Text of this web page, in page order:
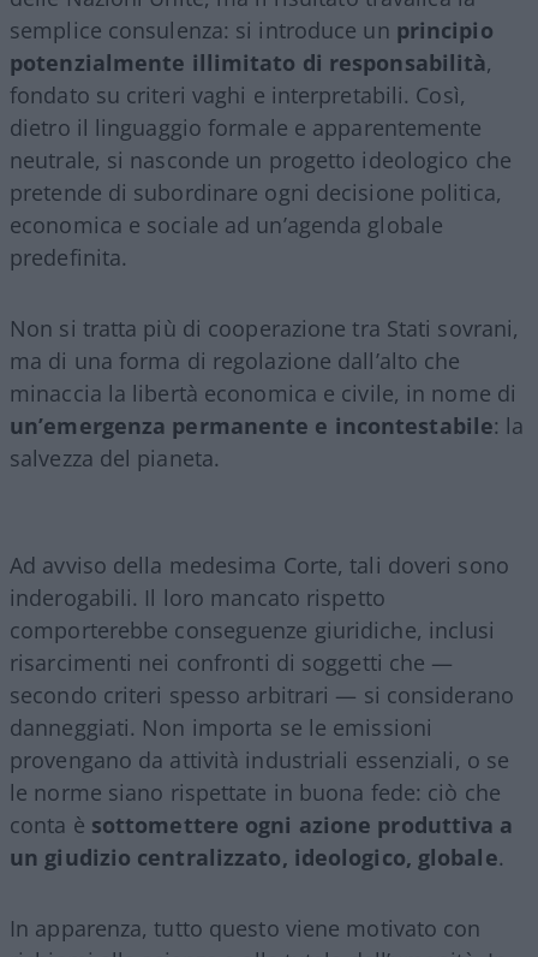
semplice consulenza: si introduce un principio
potenzialmente illimitato di responsabilità,
fondato su criteri vaghi e interpretabili. Così,
dietro il linguaggio formale e apparentemente
neutrale, si nasconde un progetto ideologico che
pretende di subordinare ogni decisione politica,
economica e sociale ad un’agenda globale
predefinita.
Non si tratta più di cooperazione tra Stati sovrani,
ma di una forma di regolazione dall’alto che
minaccia la libertà economica e civile, in nome di
un’emergenza permanente e incontestabile: la
salvezza del pianeta.
Ad avviso della medesima Corte, tali doveri sono
inderogabili. Il loro mancato rispetto
comporterebbe conseguenze giuridiche, inclusi
risarcimenti nei confronti di soggetti che —
secondo criteri spesso arbitrari — si considerano
danneggiati. Non importa se le emissioni
provengano da attività industriali essenziali, o se
le norme siano rispettate in buona fede: ciò che
conta è sottomettere ogni azione produttiva a
un giudizio centralizzato, ideologico, globale.
In apparenza, tutto questo viene motivato con